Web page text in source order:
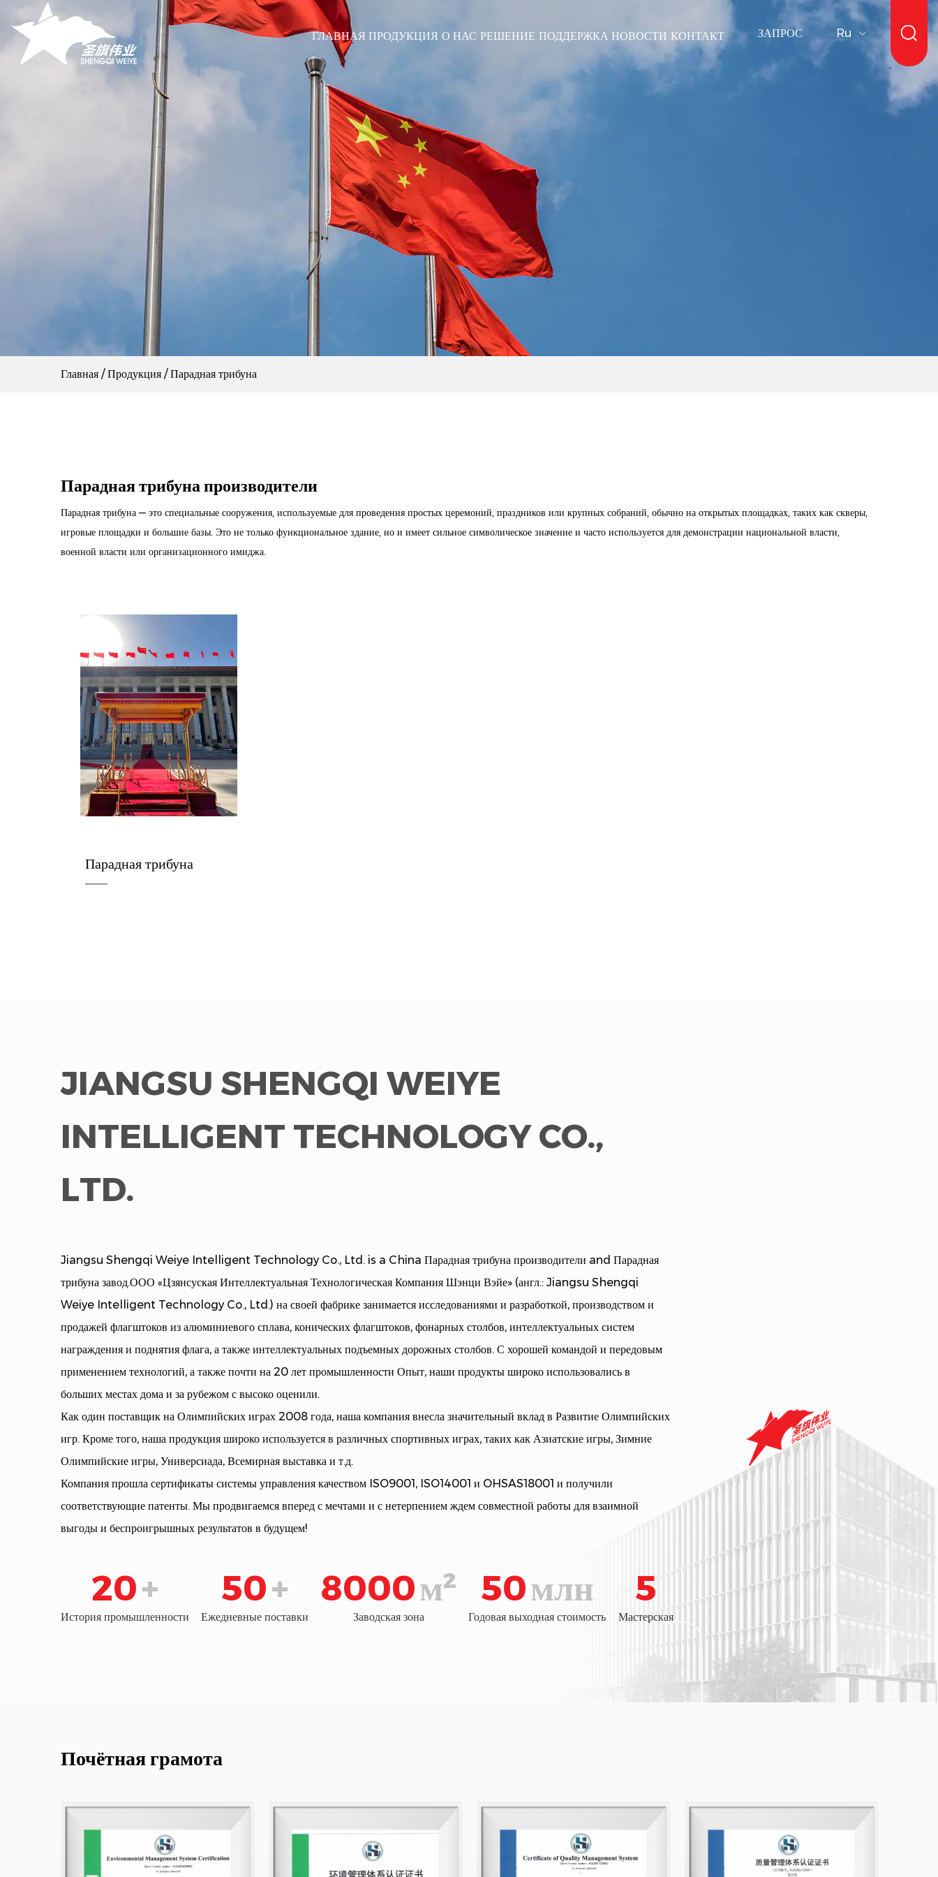
ГЛАВНАЯ ПРОДУКЦИЯ О НАС РЕШЕНИЕ ПОДДЕРЖКА НОВОСТИ КОНТАКТ ЗАПРОС Ru
Главная /Продукция /Парадная трибуна
Парадная трибуна производители
Парадная трибуна — это специальные сооружения, используемые для проведения простых церемоний, праздников или крупных собраний, обычно на открытых площадках, таких как скверы,
игровые площадки и большие базы. Это не только функциональное здание, но и имеет сильное символическое значение и часто используется для демонстрации национальной власти,
военной власти или организационного имиджа.
Парадная трибуна
JIANGSU SHENGQI WEIYE
INTELLIGENT TECHNOLOGY CO.,
LTD.
Jiangsu Shengqi Weiye Intelligent Technology Co., Ltd. is a China Парадная трибуна производители and Парадная
трибуна завод.ООО «Цзянсуская Интеллектуальная Технологическая Компания Шэнци Вэйе» (англ.: Jiangsu Shengqi
Weiye Intelligent Technology Co., Ltd.) на своей фабрике занимается исследованиями и разработкой, производством и
продажей флагштоков из алюминиевого сплава, конических флагштоков, фонарных столбов, интеллектуальных систем
награждения и поднятия флага, а также интеллектуальных подъемных дорожных столбов. С хорошей командой и передовым
применением технологий, а также почти на 20 лет промышленности Опыт, наши продукты широко использовались в
больших местах дома и за рубежом с высоко оценили.
Как один поставщик на Олимпийских играх 2008 года, наша компания внесла значительный вклад в Развитие Олимпийских
игр. Кроме того, наша продукция широко используется в различных спортивных играх, таких как Азиатские игры, Зимние
Олимпийские игры, Универсиада, Всемирная выставка и т.д.
Компания прошла сертификаты системы управления качеством ISO9001, ISO14001 и OHSAS18001 и получили
соответствующие патенты. Мы продвигаемся вперед с мечтами и с нетерпением ждем совместной работы для взаимной
выгоды и беспроигрышных результатов в будущем!
20+
История промышленности
50+
Ежедневные поставки
8000м²
Заводская зона
50млн
Годовая выходная стоимость
5
Мастерская
Почётная грамота